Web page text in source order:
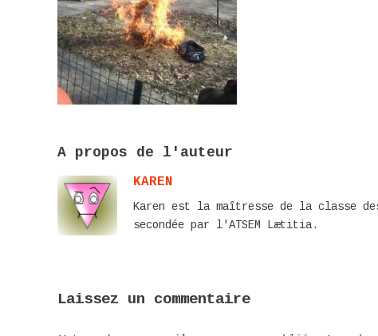
A propos de l'auteur
KAREN
Karen est la maîtresse de la classe
secondée par l'ATSEM Lætitia.
Laissez un commentaire